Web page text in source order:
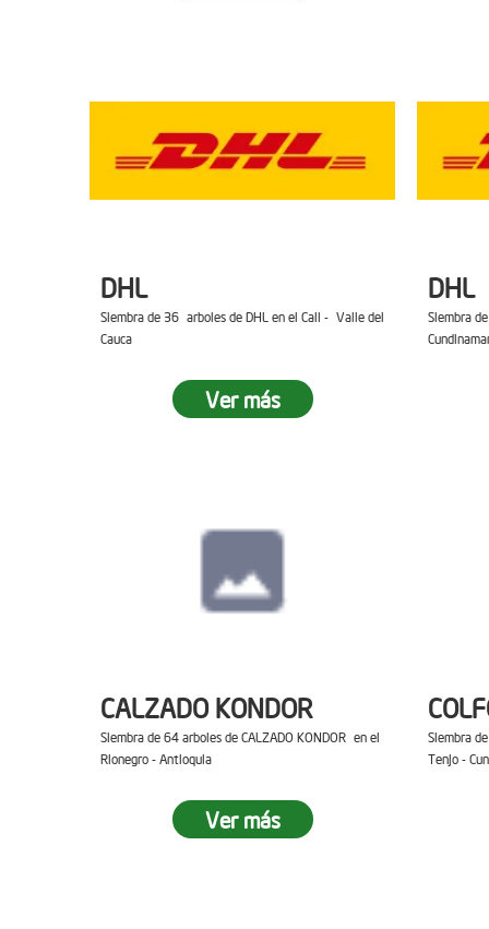
DHL
Siembra de 36 arboles de DHL en el Cali - Valle del
Cauca
Ver más
DHL
Siembra
CALZADO KONDOR
Siembra de 64 arboles de CALZADO KONDOR en el
Rionegro - Antioquia
Ver más
Siembra
Tenjo -